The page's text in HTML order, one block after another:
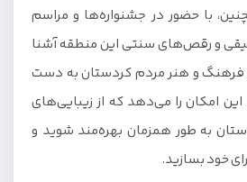
با حضور در جشنواره‌ها و مراسم
و رقص‌های سنتی این منطقه آشنا
فرهنگ و هنر مردم کردستان به دست
امکان را می‌دهد که از زیبایی‌های
به طور همزمان بهره‌مند شوید و
خود بسازید.